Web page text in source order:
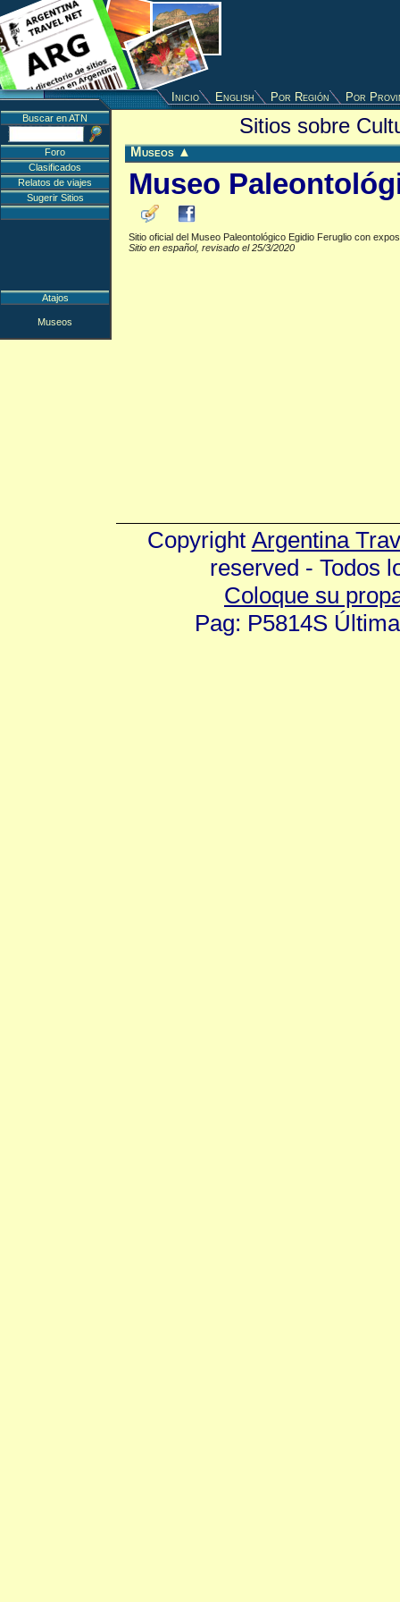
Inicio English Por Región Por
Sitios sobre
Museos ▲
Museo
Sitio oficial del Museo Paleontológico Egidio Feruglio con
Sitio en español, revisado el 25/3/2020
Buscar en ATN
Foro
Clasificados
Relatos de viajes
Sugerir Sitios
Atajos
Museos
Copyright Argentina
reserved - Todos
Coloque su
Pag: P5814S